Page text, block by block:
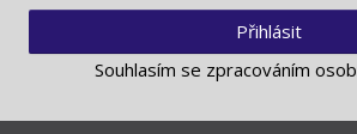
Přihlásit
Souhlasím se zpracováním